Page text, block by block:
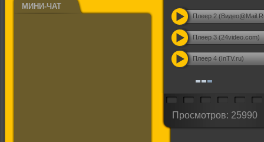
МИНИ-ЧАТ
Плеер 2
Плеер 3 (24video.com)
Плеер 4 (InTV.ru)
Просмотров: 25990